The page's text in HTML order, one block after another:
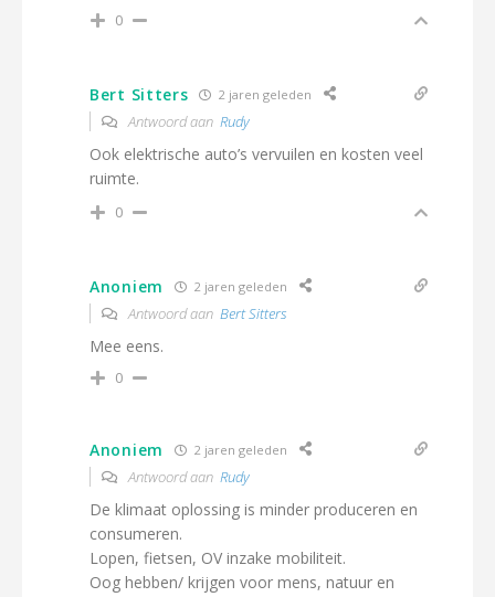
0
Bert Sitters 2 jaren geleden
Antwoord aan Rudy
Ook elektrische auto’s vervuilen en kosten veel
ruimte.
0
Anoniem 2 jaren geleden
Antwoord aan Bert Sitters
Mee eens.
0
Anoniem 2 jaren geleden
Antwoord aan Rudy
De klimaat oplossing is minder produceren en
consumeren.
Lopen, fietsen, OV inzake mobiliteit.
Oog hebben/ krijgen voor mens, natuur en